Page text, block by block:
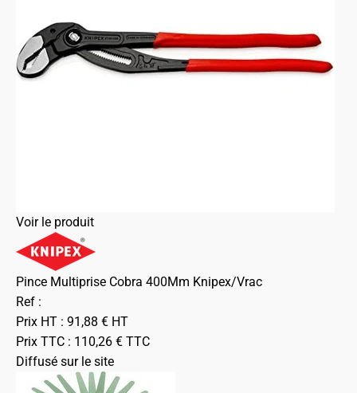
Voir le produit
Pince Multiprise Cobra 400Mm Knipex/Vrac
Ref :
Prix HT : 91,88 € HT
Prix TTC : 110,26 € TTC
Diffusé sur le site